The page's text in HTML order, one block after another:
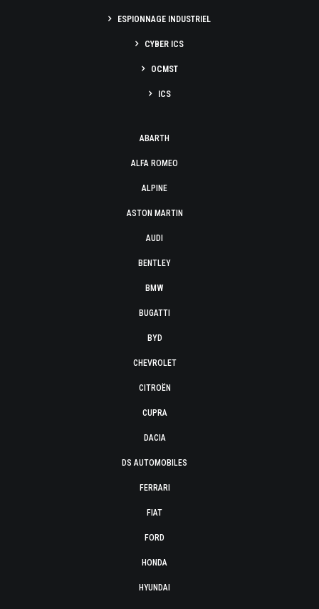
ESPIONNAGE INDUSTRIEL
CYBER ICS
OCMST
ICS
ABARTH
ALFA ROMEO
ALPINE
ASTON MARTIN
AUDI
BENTLEY
BMW
BUGATTI
BYD
CHEVROLET
CITROËN
CUPRA
DACIA
DS AUTOMOBILES
FERRARI
FIAT
FORD
HONDA
HYUNDAI